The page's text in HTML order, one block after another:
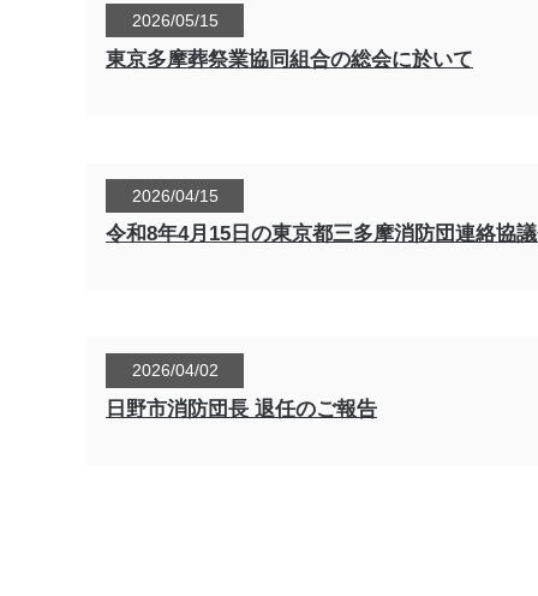
2026/05/15
東京多摩葬祭業協同組合の総会に於いて
2026/04/15
令和8年4月15日の東京都三多摩消防団連絡協
2026/04/02
日野市消防団長 退任のご報告